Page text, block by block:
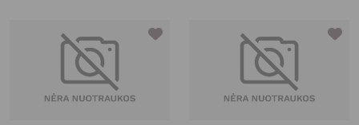
Virtualiame kataloge galite įsigyti valgomojo kėdes tiek su
porankiais, tiek be jų. Stalo kėdės be porankių užima mažiau
vietos, todėl prie vieno stalo jų gali tilpti daugiau. Be to, nuo
jų lengviau išvalyti maisto likučius, jeigu šie netyčia nukrito
pusryčių, pietų ar vakarienės metu.